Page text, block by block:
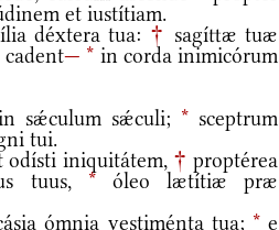
et iustítiam.
déxtera tua: † sagíttæ tuæ
— * in corda inimicórum
sǽculum sǽculi; * sceptrum
tui.
iniquitátem, † proptérea
tuus, *óleo lætítiæ præ
ómnia vestiménta tua; *e